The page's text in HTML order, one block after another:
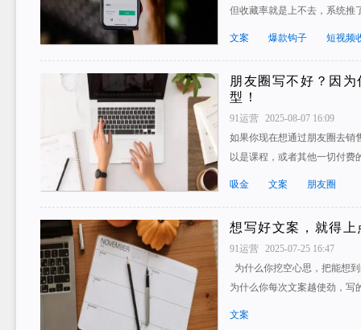
但收藏率就是上不去，系统
文案 爆款钩子 短视频
朋友圈写不好？因
型！
91运营
2025-08-07 16:09
如果你现在想通过朋友圈去销
以是课程，或者其他一切付费
吸金 文案 朋友圈
想写好文案，就得上
91运营
2025-07-25 16:47
为什么你挖空心思，把能想
为什么你每次文案越使劲，
文案